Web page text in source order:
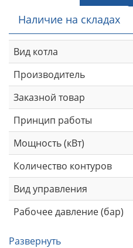
Наличие на складах
Вид котла
Производитель
Заказной товар
Принцип работы
Мощность (кВт)
Количество контуров
Вид управления
Рабочее давление (бар)
Развернуть